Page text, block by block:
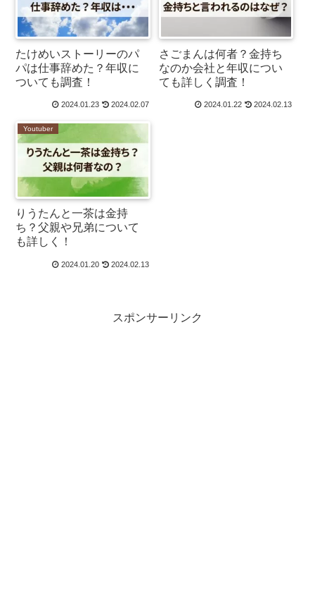
たけめいストーリーのパ
パは仕事辞めた？年収に
ついても調査！
2024.01.23 2024.02.07
さごまんは何者？金持ち
なのか会社と年収につい
ても詳しく調査！
2024.01.22 2024.02.13
Youtuber
りうたんと一茶は金持
ち？父親や兄弟について
も詳しく！
2024.01.20 2024.02.13
スポンサーリンク